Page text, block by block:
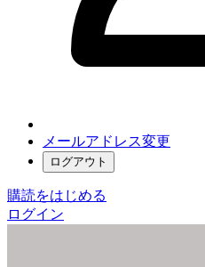
メールアドレス変更
ログアウト
購読をはじめる
ログイン